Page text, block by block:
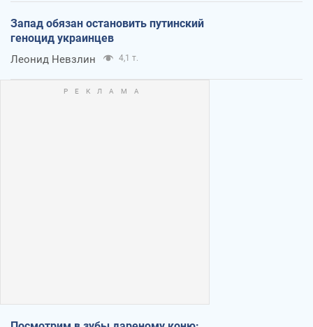
Запад обязан остановить путинский
геноцид украинцев
Леонид Невзлин 4,1 т.